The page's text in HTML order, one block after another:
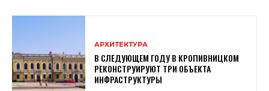
АРХИТЕКТУРА
В СЛЕДУЮЩЕМ ГОДУ В КРОПИВНИЦКОМ
РЕКОНСТРУИРУЮТ ТРИ ОБЪЕКТА
ИНФРАСТРУКТУРЫ